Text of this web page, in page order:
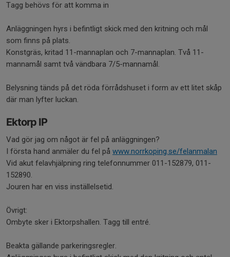
Tagg behövs för att komma in
Anläggningen hyrs i befintligt skick med den kritning och mål
som finns på plats.
Konstgräs, kritad 11-mannaplan och 7-mannaplan. Två 11-
mannamål samt två vändbara 7/5-mannamål.
Belysning tänds på det röda förrådshuset i form av ett litet skåp
där man lyfter luckan.
Ektorp IP
Vad gör jag om något är fel på anläggningen?
I första hand anmäler du fel på www.norrkoping.se/felanmalan
Vid akut felavhjälpning ring telefonnummer 011-152879, 011-
152890.
Jouren har en viss inställelsetid.
Övrigt:
Ombyte sker i Ektorpshallen. Tagg till entré.
Beakta gällande parkeringsregler.